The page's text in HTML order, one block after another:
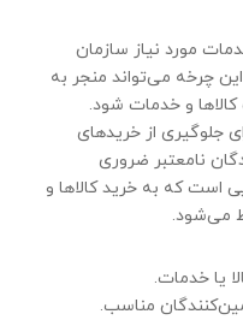
مورد نیاز سازمان
چرخه می‌تواند منجر به
و خدمات شود.
جلوگیری از خریدهای
نامعتبر ضروری
است که به خرید کالاها و
می‌شود.
یا خدمات.
مناسب.